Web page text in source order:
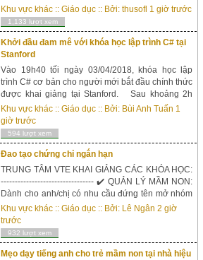
khảo những gợi ý dưới đây để chọn cho mình một
phương pháp thích hợp nhất nhé. H...
Khu vực khác ::Giáo dục :: Bởi:thusofl 1 giờ trước
1,133 lượt xem
Khởi đầu đam mê với khóa học lập trình C# tại
Stanford
Vào 19h40 tối ngày 03/04/2018, khóa học lập
trình C# cơ bản cho người mới bắt đầu chính thức
được khai giảng tại Stanford. Sau khoảng 2h
tham gia học lập trình C#, các bạn đã bước đầu
bước vào thế giới của lập trình C#, khám ph&a...
Khu vực khác ::Giáo dục :: Bởi: Bùi Anh Tuấn 1
giờ trước
594 lượt xem
Đao tạo chứng chỉ ngắn hạn
TRUNG TÂM VTE KHAI GIẢNG CÁC KHÓA HỌC:
--------------------------------- ✔️ QUẢN LÝ MẦM NON:
Dành cho anh/chị có nhu cầu đứng tên mở nhóm
trẻ, mở trường mầm non ✔️ HIỆU TRƯỞNG MẦM
NON: Dành cho anh/chị tốt nghiệp chuyên ngành
sư...
Khu vực khác ::Giáo dục :: Bởi: Lê Ngân 2 giờ
trước
932 lượt xem
Mẹo dạy tiếng anh cho trẻ mầm non tại nhà hiệu